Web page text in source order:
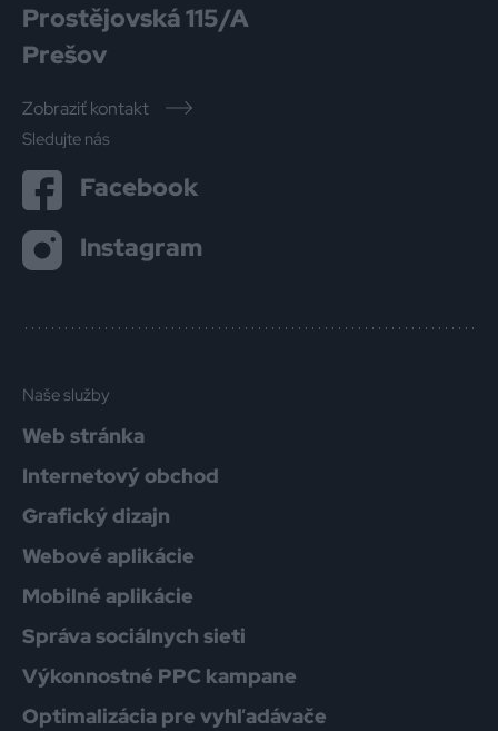
Prostějovská 115/A
Prešov
Zobraziť kontakt
Sledujte nás
Facebook
Instagram
Naše služby
Web stránka
Internetový obchod
Grafický dizajn
Webové aplikácie
Mobilné aplikácie
Správa sociálnych sieti
Výkonnostné PPC kampane
Optimalizácia pre vyhľadávače